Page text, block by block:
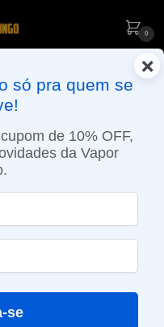
0
(SEG A SEX): PEDIDOS
VIA MOTOBOY
×
só pra quem se
de 10% OFF,
da Vapor
se